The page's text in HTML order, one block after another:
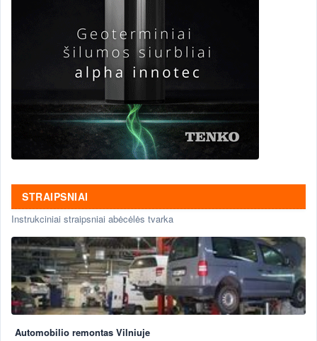
STRAIPSNIAI
Instrukciniai straipsniai abėcėlės tvarka
Automobilio remontas Vilniuje